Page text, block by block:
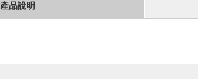
產品說明